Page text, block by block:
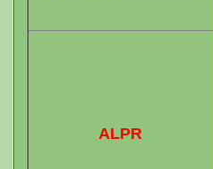
ALPR